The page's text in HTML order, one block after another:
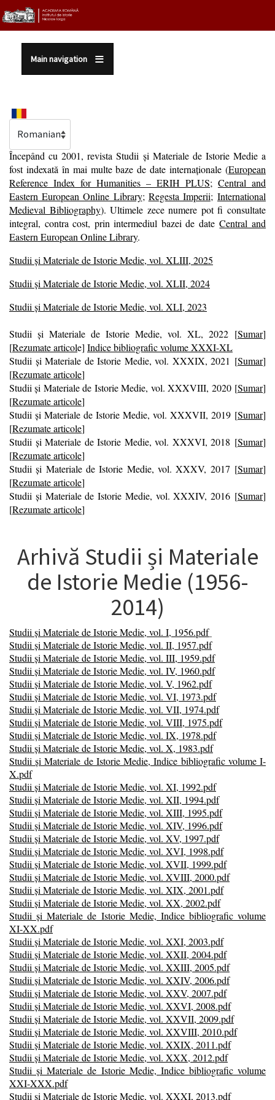
Sari la conținutul principal
Main navigation
Începând cu 2001, revista Studii și Materiale de Istorie Medie a
fost indexată în mai multe baze de date internaționale (European
Reference Index for Humanities – ERIH PLUS; Central and
Eastern European Online Library; Regesta Imperii;International
Medieval Bibliography). Ultimele zece numere pot fi consultate
integral, contra cost, prin intermediul bazei de dateCentral and
Eastern European Online Library.
Studii și Materiale de Istorie Medie, vol. XLIII, 2025
Studii și Materiale de Istorie Medie, vol. XLII, 2024
Studii și Materiale de Istorie Medie, vol. XLI, 2023
Studii și Materiale de Istorie Medie, vol. XL, 2022 [Sumar]
[Rezumate articole] Indice bibliografic volume XXXI-XL
Studii și Materiale de Istorie Medie, vol. XXXIX, 2021 [Sumar]
[Rezumate articole]
Studii și Materiale de Istorie Medie, vol. XXXVIII, 2020 [Sumar]
[Rezumate articole]
Studii și Materiale de Istorie Medie, vol. XXXVII, 2019 [Sumar]
[Rezumate articole]
Studii și Materiale de Istorie Medie, vol. XXXVI, 2018 [Sumar]
[Rezumate articole]
Studii și Materiale de Istorie Medie, vol. XXXV, 2017 [Sumar]
[Rezumate articole]
Studii și Materiale de Istorie Medie, vol. XXXIV, 2016 [Sumar]
[Rezumate articole]
Arhivă Studii și Materiale
de Istorie Medie (1956-
2014)
Studii și Materiale de Istorie Medie, vol. I, 1956.pdf
Studii și Materiale de Istorie Medie, vol. II, 1957.pdf
Studii și Materiale de Istorie Medie, vol. III, 1959.pdf
Studii și Materiale de Istorie Medie, vol. IV, 1960.pdf
Studii și Materiale de Istorie Medie, vol. V, 1962.pdf
Studii și Materiale de Istorie Medie, vol. VI, 1973.pdf
Studii și Materiale de Istorie Medie, vol. VII, 1974.pdf
Studii și Materiale de Istorie Medie, vol. VIII, 1975.pdf
Studii și Materiale de Istorie Medie, vol. IX, 1978.pdf
Studii și Materiale de Istorie Medie, vol. X, 1983.pdf
Studii și Materiale de Istorie Medie, Indice bibliografic volume I-
X.pdf
Studii și Materiale de Istorie Medie, vol. XI, 1992.pdf
Studii și Materiale de Istorie Medie, vol. XII, 1994.pdf
Studii și Materiale de Istorie Medie, vol. XIII, 1995.pdf
Studii și Materiale de Istorie Medie, vol. XIV, 1996.pdf
Studii și Materiale de Istorie Medie, vol. XV, 1997.pdf
Studii și Materiale de Istorie Medie, vol. XVI, 1998.pdf
Studii și Materiale de Istorie Medie, vol. XVII, 1999.pdf
Studii și Materiale de Istorie Medie, vol. XVIII, 2000.pdf
Studii și Materiale de Istorie Medie, vol. XIX, 2001.pdf
Studii și Materiale de Istorie Medie, vol. XX, 2002.pdf
Studii și Materiale de Istorie Medie, Indice bibliografic volume
XI-XX.pdf
Studii și Materiale de Istorie Medie, vol. XXI, 2003.pdf
Studii și Materiale de Istorie Medie, vol. XXII, 2004.pdf
Studii și Materiale de Istorie Medie, vol. XXIII, 2005.pdf
Studii și Materiale de Istorie Medie, vol. XXIV, 2006.pdf
Studii și Materiale de Istorie Medie, vol. XXV, 2007.pdf
Studii și Materiale de Istorie Medie, vol. XXVI, 2008.pdf
Studii și Materiale de Istorie Medie, vol. XXVII, 2009.pdf
Studii și Materiale de Istorie Medie, vol. XXVIII, 2010.pdf
Studii și Materiale de Istorie Medie, vol. XXIX, 2011.pdf
Studii și Materiale de Istorie Medie, vol. XXX, 2012.pdf
Studii și Materiale de Istorie Medie, Indice bibliografic volume
XXI-XXX.pdf
Studii și Materiale de Istorie Medie, vol. XXXI, 2013.pdf